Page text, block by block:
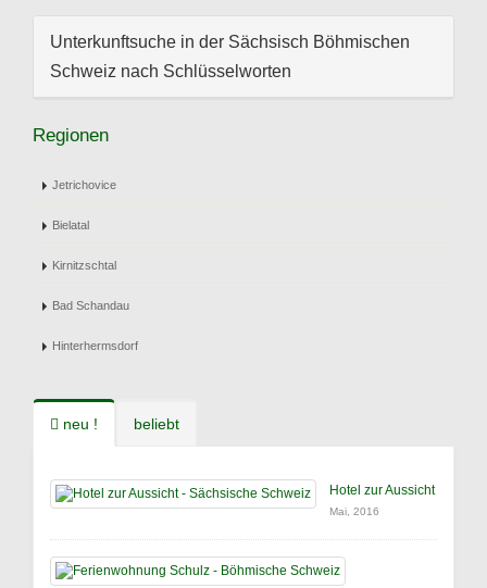
Unterkunftsuche in der Sächsisch Böhmischen
Schweiz nach Schlüsselworten
Regionen
Jetrichovice
Bielatal
Kirnitzschtal
Bad Schandau
Hinterhermsdorf
neu ! beliebt
Hotel zur Aussicht
Mai, 2016